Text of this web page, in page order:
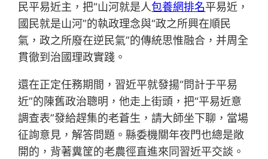
民平易近主，把“山河就是人包養網排名平易近，
國民就是山河”的執政理念與“政之所興在順民
氣，政之所廢在逆民氣”的傳統思惟融合，并周全
貫徹到治國理政實踐。
還在正定任務期間，習近平就發揚“問計于平易
近”的陳舊政治聰明，他走上街頭，把“平易近意
調查表”發給趕集的老蒼生，請大師坐下聊，當場
征詢意見，解答問題。縣委機關年夜門也總是敞
開的，背著糞筐的老農徑直進來同習近平交談。